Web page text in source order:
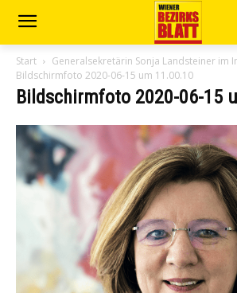
Start
Generalsekretärin Sonja Landsteiner im
Bildschirmfoto 2020-06-15 um 11.00.10
Bildschirmfoto 2020-06-15